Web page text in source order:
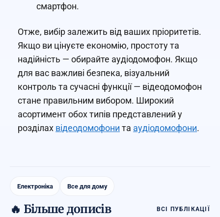
смартфон.
Отже, вибір залежить від ваших пріоритетів.
Якщо ви цінуєте економію, простоту та
надійність — обирайте аудіодомофон. Якщо
для вас важливі безпека, візуальний
контроль та сучасні функції — відеодомофон
стане правильним вибором. Широкий
асортимент обох типів представлений у
розділах відеодомофони та аудіодомофони.
Електроніка Все для дому
🔥 Більше дописів ВСІ ПУБЛІКАЦІЇ